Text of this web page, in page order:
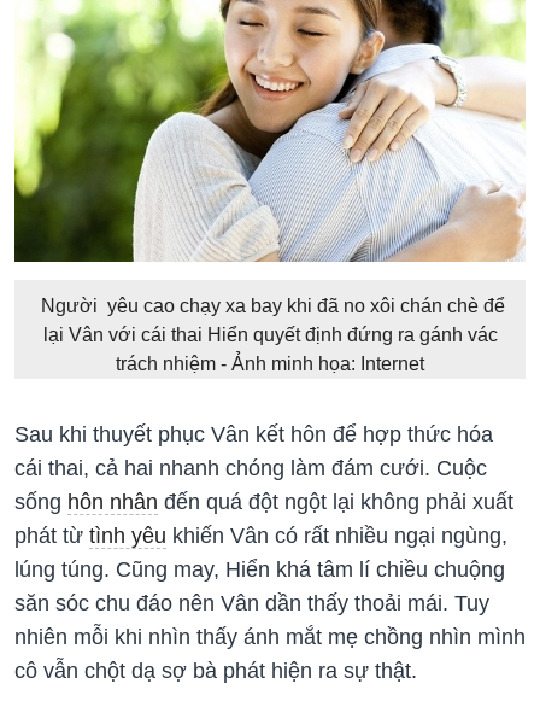
Người yêu cao chạy xa bay khi đã no xôi chán chè để
lại Vân với cái thai Hiển quyết định đứng ra gánh vác
trách nhiệm - Ảnh minh họa: Internet
Sau khi thuyết phục Vân kết hôn để hợp thức hóa
cái thai, cả hai nhanh chóng làm đám cưới. Cuộc
sống hôn nhân đến quá đột ngột lại không phải xuất
phát từ tình yêu khiến Vân có rất nhiều ngại ngùng,
lúng túng. Cũng may, Hiển khá tâm lí chiều chuộng
săn sóc chu đáo nên Vân dần thấy thoải mái. Tuy
nhiên mỗi khi nhìn thấy ánh mắt mẹ chồng nhìn mình
cô vẫn chột dạ sợ bà phát hiện ra sự thật.